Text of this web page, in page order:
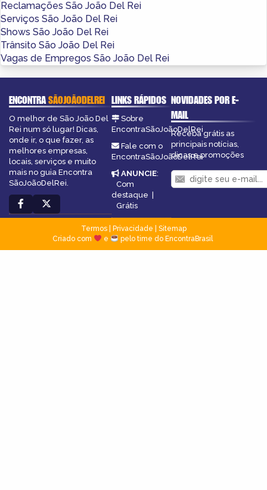
Reclamações São João Del Rei
Serviços São João Del Rei
Shows São João Del Rei
Trânsito São João Del Rei
Vagas de Empregos São João Del Rei
ENCONTRASÃOJOÃODELREI
O melhor de São João Del
Rei num só lugar! Dicas,
onde ir, o que fazer, as
melhores empresas,
locais, serviços e muito
mais no guia Encontra
SãoJoãoDelRei.
LINKS RÁPIDOS
Sobre
EncontraSãoJoãoDelRei
Fale com o
EncontraSãoJoãoDelRei
ANUNCIE:
Com
destaque
Grátis
NOVIDADES POR E-
MAIL
Receba grátis as
principais notícias,
dicas e promoções
Termos| Privacidade
Sitemap
Criado com
e pelo time do EncontraBrasil